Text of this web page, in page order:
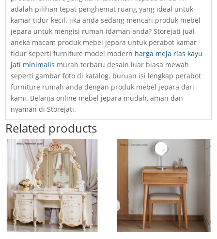
adalah pilihan tepat penghemat ruang yang ideal untuk
kamar tidur kecil. jika anda sedang mencari produk mebel
jepara untuk mengisi rumah idaman anda? Storejati jual
aneka macam produk mebel jepara untuk perabot kamar
tidur seperti furniture model modern harga meja rias kayu
jati minimalis murah terbaru desain luar biasa mewah
seperti gambar foto di katalog. buruan isi lengkap perabot
furniture rumah anda dengan produk mebel jepara dari
kami. Belanja online mebel jepara mudah, aman dan
nyaman di Storejati.
Related products